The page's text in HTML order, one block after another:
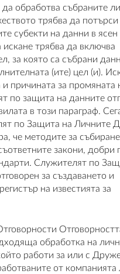
обработва събраните
трябва да потърси
субекти на данни в ясен
искане трябва да включва
за която са събрани
(ите) цел (и).
причината за промяната
по защита на данните
в този параграф.
по Защита на Личните
че методите за
закони, добри
Служителят по
за създаването и
на известията за
обработка на
работи за или с
от компанията